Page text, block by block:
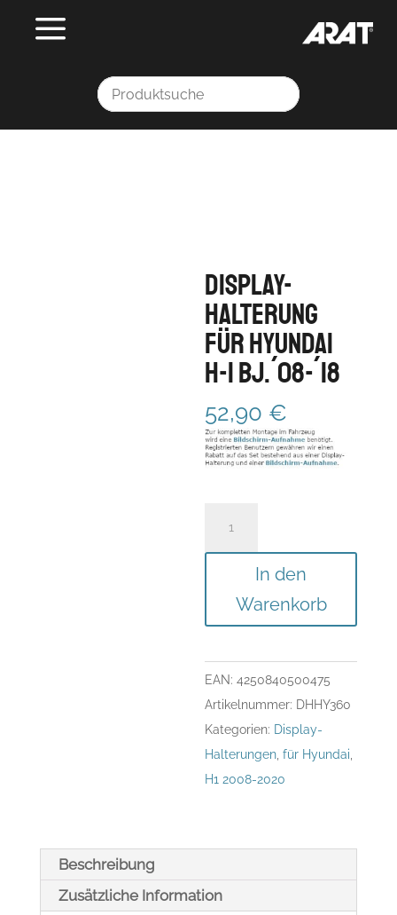
Display-
Halterung
für Hyundai
H-1 Bj.´08-´18
52,90 €
Bj.
´08-
´18
Menge
In den
Warenkorb
EAN:4250840500475
Artikelnummer: DHHY360
Kategorien: Display-
Halterungen,für Hyundai,
H1 2008-2020
Beschreibung
Zusätzliche Information